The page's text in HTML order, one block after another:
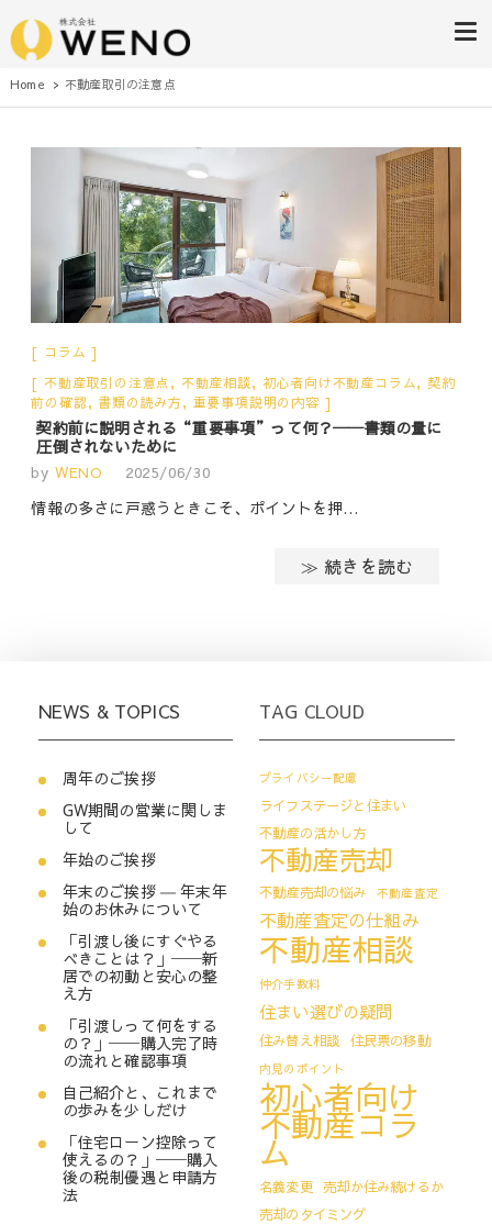
株式会社WENO
Home 不動産取引の注意点
コラム
不動産取引の注意点, 不動産相談, 初心者向け不動産コラム, 契約
前の確認, 書類の読み方, 重要事項説明の内容
契約前に説明される“重要事項”って何？──書類の量に
圧倒されないために
by WENO 2025/06/30
情報の多さに戸惑うときこそ、ポイントを押…
≫ 続きを読む
NEWS & TOPICS
周年のご挨拶
GW期間の営業に関しま
して
年始のご挨拶
年末のご挨拶 ― 年末年
始のお休みについて
「引渡し後にすぐやる
べきことは？」──新
居での初動と安心の整
え方
「引渡しって何をする
の？」──購入完了時
の流れと確認事項
自己紹介と、これまで
の歩みを少しだけ
「住宅ローン控除って
使えるの？」──購入
後の税制優遇と申請方
法
TAG CLOUD
プライバシー配慮
ライフステージと住まい
不動産の活かし方
不動産売却
不動産売却の悩み 不動産査定
不動産査定の仕組み
不動産相談
仲介手数料
住まい選びの疑問
住み替え相談 住民票の移動
内見のポイント
初心者向け
不動産コラ
ム
名義変更 売却か住み続けるか
売却のタイミング